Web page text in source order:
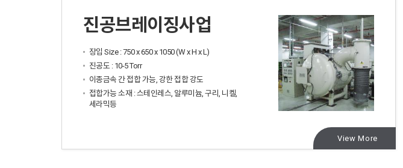
진공브레이징사업
장입 Size : 750 x 650 x 1050 (W x H x L)
진공도 : 10-5 Torr
이종금속 간 접합 가능, 강한 접합 강도
접합가능 소재 : 스테인레스, 알루미늄, 구리, 니켈,
세라믹등
View More